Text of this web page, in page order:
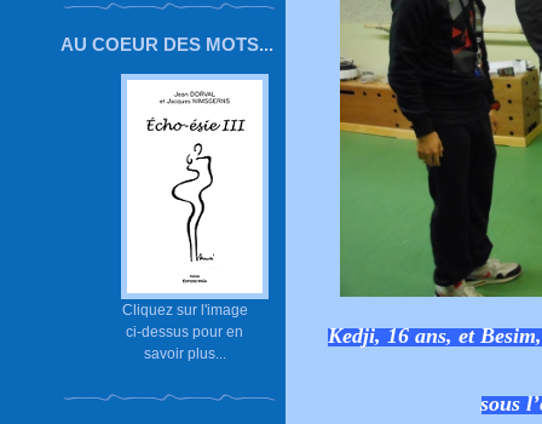
AU COEUR DES MOTS...
Cliquez sur l'image
ci-dessus pour en
savoir plus...
Kedji, 16 ans, et
sous